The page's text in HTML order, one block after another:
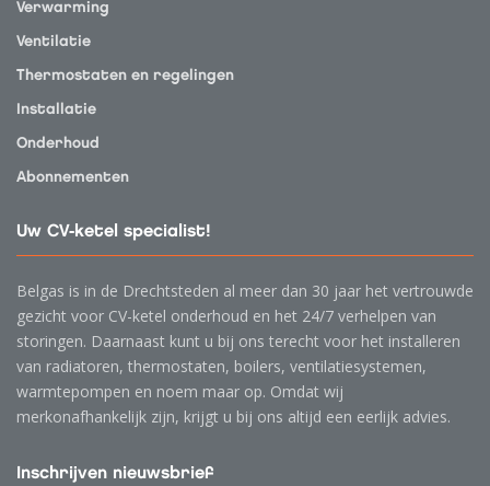
Verwarming
Ventilatie
Thermostaten en regelingen
Installatie
Onderhoud
Abonnementen
Uw CV-ketel specialist!
Belgas is in de Drechtsteden al meer dan 30 jaar het vertrouwde
gezicht voor CV-ketel onderhoud en het 24/7 verhelpen van
storingen. Daarnaast kunt u bij ons terecht voor het installeren
van radiatoren, thermostaten, boilers, ventilatiesystemen,
warmtepompen en noem maar op. Omdat wij
merkonafhankelijk zijn, krijgt u bij ons altijd een eerlijk advies.
Inschrijven nieuwsbrief